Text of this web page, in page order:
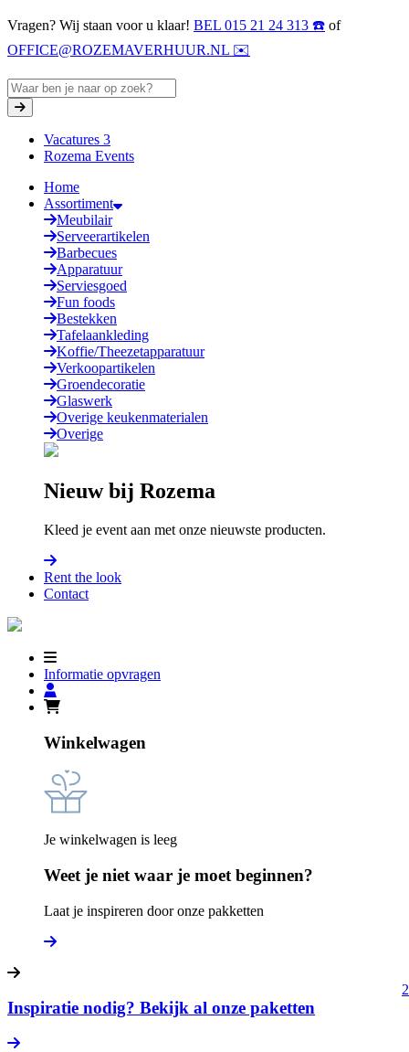
Vragen? Wij staan voor u klaar! BEL 015 21 24 313 ☎️ of
OFFICE@ROZEMAVERHUUR.NL ✉️
Vacatures 3
Rozema Events
Home
Assortiment
Meubilair
Serveerartikelen
Barbecues
Apparatuur
Serviesgoed
Fun foods
Bestekken
Tafelaankleding
Koffie/Theezetapparatuur
Verkoopartikelen
Groendecoratie
Glaswerk
Overige keukenmaterialen
Overige
Nieuw bij Rozema
Kleed je event aan met onze nieuwste producten.
Rent the look
Contact
Informatie opvragen
Winkelwagen
Je winkelwagen is leeg
Weet je niet waar je moet beginnen?
Laat je inspireren door onze pakketten
Inspiratie nodig? Bekijk al onze paketten